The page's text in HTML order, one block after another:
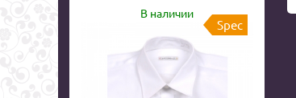
В наличии
Spec